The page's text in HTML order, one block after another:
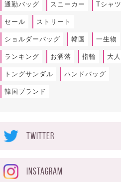
通勤バッグ スニーカー Tシャツ
セール ストリート
ショルダーバッグ 韓国 一生物
ランキング お洒落 指輪 大人
トングサンダル ハンドバッグ
韓国ブランド
TWITTER
INSTAGRAM